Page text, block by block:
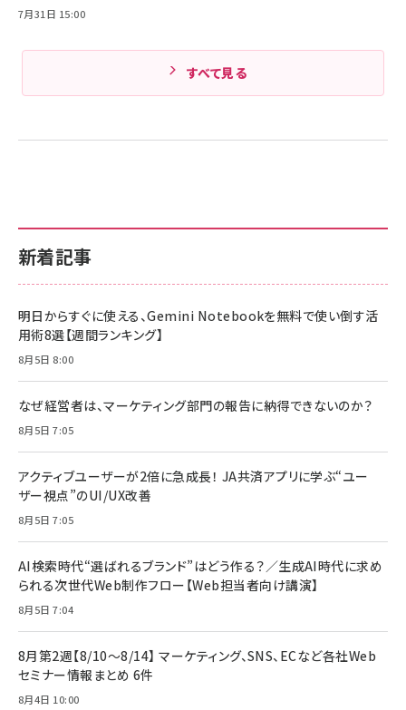
新着記事
明日からすぐに使える、Gemini Notebookを無料で使い倒す活
用術8選【週間ランキング】
8月5日 8:00
なぜ経営者は、マーケティング部門の報告に納得できないのか？
8月5日 7:05
アクティブユーザーが2倍に急成長！ JA共済アプリに学ぶ“ユー
ザー視点”のUI/UX改善
8月5日 7:05
AI検索時代“選ばれるブランド”はどう作る？／生成AI時代に求め
られる次世代Web制作フロー【Web担当者向け講演】
8月5日 7:04
8月第2週【8/10～8/14】 マーケティング、SNS、ECなど各社Web
セミナー情報まとめ 6件
8月4日 10:00
7月31日 15:00
すべて見る